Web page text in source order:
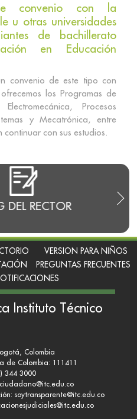
convenio con la
u otras universidades
de bachillerato
en Educación
convenio de este tipo con
los Programas de
Procesos
y Mecatrónica, entre
con sus estudios.
VERSION PARA NIÑOS
PREGUNTAS FRECUENTES
Instituto Técnico
Colombia
de Colombia: 111411
344 3000
soytransparente@itc.edu.co